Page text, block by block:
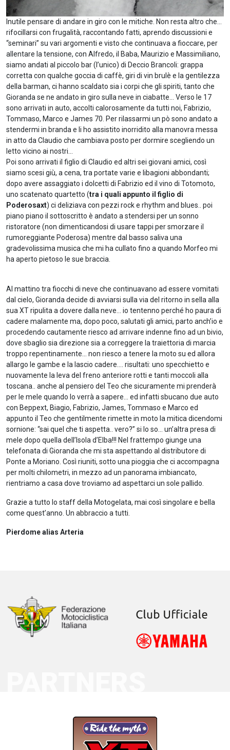
Inutile pensare di andare in giro con le mitiche. Non resta altro che…
rifocillarsi con frugalità, raccontando fatti, aprendo discussioni e
“seminari” su vari argomenti e visto che continuava a fioccare, per
allentare la tensione, con Alfredo, il Baba, Maurizio e Massimiliano,
siamo andati al piccolo bar (l’unico) di Deccio Brancoli: grappa
corretta con qualche goccia di caffè, giri di vin brulè e la gentilezza
della barman, ci hanno scaldato sia i corpi che gli spiriti, tanto che
Gioranda se ne andato in giro sulla neve in ciabatte… Verso le 17
sono arrivati in auto, accolti calorosamente da tutti noi, Fabrizio,
Tommaso, Marco e James 70. Per rilassarmi un pò sono andato a
stendermi in branda e li ho assistito inorridito alla manovra messa
in atto da Claudio che cambiava posto per dormire scegliendo un
letto vicino ai nostri…
Poi sono arrivati il figlio di Claudio ed altri sei giovani amici, così
siamo scesi giù, a cena, tra portate varie e libagioni abbondanti;
dopo avere assaggiato i dolcetti di Fabrizio ed il vino di Totomoto,
uno scatenato quartetto (tra i quali appunto il figlio di
Poderosaxt) ci deliziava con pezzi rock e rhythm and blues.. poi
piano piano il sottoscritto è andato a stendersi per un sonno
ristoratore (non dimenticandosi di usare tappi per smorzare il
rumoreggiante Poderosa) mentre dal basso saliva una
gradevolissima musica che mi ha cullato fino a quando Morfeo mi
ha aperto pietoso le sue braccia.
Al mattino tra fiocchi di neve che continuavano ad essere vomitati
dal cielo, Gioranda decide di avviarsi sulla via del ritorno in sella alla
sua XT ripulita a dovere dalla neve… io tentenno perché ho paura di
cadere malamente ma, dopo poco, salutati gli amici, parto anch’io e
procedendo cautamente riesco ad arrivare indenne fino ad un bivio,
dove sbaglio sia direzione sia a correggere la traiettoria di marcia
troppo repentinamente… non riesco a tenere la moto su ed allora
allargo le gambe e la lascio cadere…. risultati: uno specchietto e
nuovamente la leva del freno anteriore rotti e tanti moccoli alla
toscana.. anche al pensiero del Teo che sicuramente mi prenderà
per le mele quando lo verrà a sapere… ed infatti sbucano due auto
con Beppext, Biagio, Fabrizio, James, Tommaso e Marco ed
appunto il Teo che gentilmente rimette in moto la mitica dicendomi
sornione: “sai quel che ti aspetta.. vero?” si lo so… un’altra presa di
mele dopo quella dell’Isola d’Elba!!! Nel frattempo giunge una
telefonata di Gioranda che mi sta aspettando al distributore di
Ponte a Moriano. Così riuniti, sotto una pioggia che ci accompagna
per molti chilometri, in mezzo ad un panorama imbiancato,
rientriamo a casa dove troviamo ad aspettarci un sole pallido.
Grazie a tutto lo staff della Motogelata, mai così singolare e bella
come quest’anno. Un abbraccio a tutti.
Pierdome alias Arteria